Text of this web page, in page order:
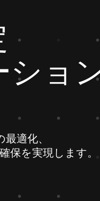
ショ
適化、
保を実現します。